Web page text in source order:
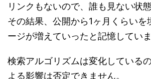
リンクもないので、誰も見ない状
その結果、公開から1ヶ月くらいを
ージが増えていったと記憶していま
検索アルゴリズムは変化している
よる影響は否定できません。